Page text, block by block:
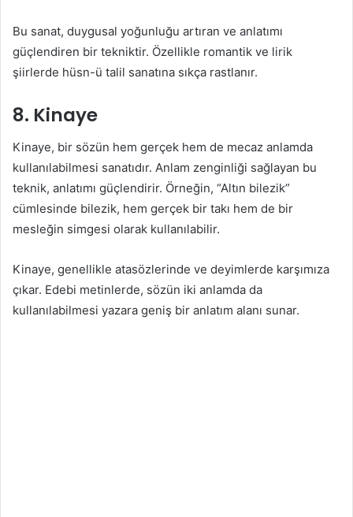
Bu sanat, duygusal yoğunluğu artıran ve anlatımı
güçlendiren bir tekniktir. Özellikle romantik ve lirik
şiirlerde hüsn-ü talil sanatına sıkça rastlanır.
8. Kinaye
Kinaye, bir sözün hem gerçek hem de mecaz anlamda
kullanılabilmesi sanatıdır. Anlam zenginliği sağlayan bu
teknik, anlatımı güçlendirir. Örneğin, “Altın bilezik”
cümlesinde bilezik, hem gerçek bir takı hem de bir
mesleğin simgesi olarak kullanılabilir.
Kinaye, genellikle atasözlerinde ve deyimlerde karşımıza
çıkar. Edebi metinlerde, sözün iki anlamda da
kullanılabilmesi yazara geniş bir anlatım alanı sunar.